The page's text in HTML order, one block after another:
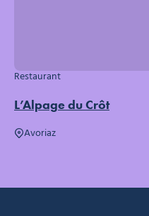
L’Alpage du Crôt
Restaurant
Avoriaz